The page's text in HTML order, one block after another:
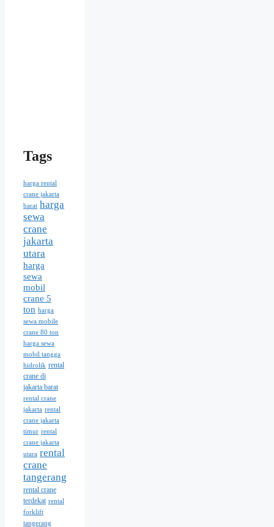
Tags
harga rental
crane jakarta
barat harga
sewa
crane
jakarta
utara
harga
sewa
mobil
crane 5
ton harga
sewa mobile
crane 80 ton
harga sewa
mobil tangga
hidrolik rental
crane di
jakarta barat
rental crane
jakarta rental
crane jakarta
timur rental
crane jakarta
utara rental
crane
tangerang
rental crane
terdekat rental
forklift
tangerang